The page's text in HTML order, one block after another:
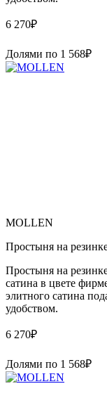
6 270₽
Долями по 1 568₽
MOLLEN
Простыня на
Простыня на
сатина в цвете
элитного сатина
удобством.
6 270₽
Долями по 1 568₽